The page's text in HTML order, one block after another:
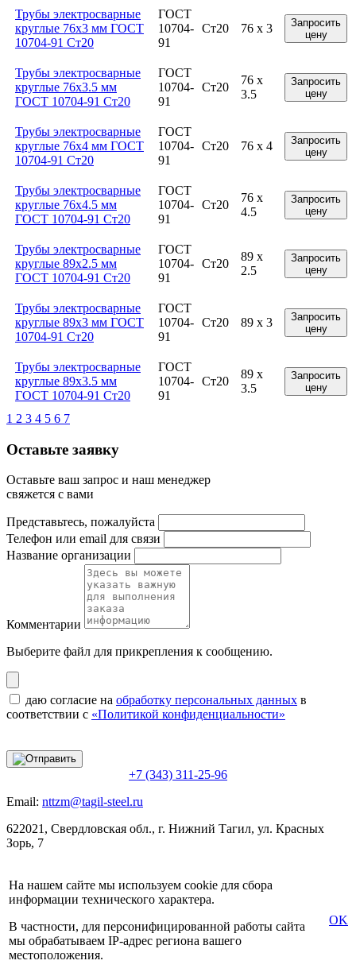
Трубы электросварные
круглые 76x3 мм ГОСТ
10704-91 Ст20
ГОСТ
10704-
91
Ст20 76 x 3
Запросить
цену
Трубы электросварные
круглые 76x3.5 мм
ГОСТ 10704-91 Ст20
ГОСТ
10704-
91
Ст20
76 x
3.5
Запросить
цену
Трубы электросварные
круглые 76x4 мм ГОСТ
10704-91 Ст20
ГОСТ
10704-
91
Ст20 76 x 4
Запросить
цену
Трубы электросварные
круглые 76x4.5 мм
ГОСТ 10704-91 Ст20
ГОСТ
10704-
91
Ст20
76 x
4.5
Запросить
цену
Трубы электросварные
круглые 89x2.5 мм
ГОСТ 10704-91 Ст20
ГОСТ
10704-
91
Ст20
89 x
2.5
Запросить
цену
Трубы электросварные
круглые 89x3 мм ГОСТ
10704-91 Ст20
ГОСТ
10704-
91
Ст20 89 x 3
Запросить
цену
Трубы электросварные
круглые 89x3.5 мм
ГОСТ 10704-91 Ст20
ГОСТ
10704-
91
Ст20
89 x
3.5
Запросить
цену
1 2 3 4 5 6 7
Оставьте заявку
Оставьте ваш запрос и наш менеджер
свяжется с вами
Представьтесь, пожалуйста
Телефон или email для связи
Название организации
Комментарии
Выберите файл для прикрепления к сообщению.
даю согласие на обработку персональных данных в
соответствии с «Политикой конфиденциальности»
+7 (343) 311-25-96
Email: nttzm@tagil-steel.ru
622021, Свердловская обл., г. Нижний Тагил, ул. Красных
Зорь, 7
На нашем сайте мы используем cookie для сбора
информации технического характера.
В частности, для персонифицированной работы сайта
мы обрабатываем IP-адрес региона вашего
местоположения.
OK